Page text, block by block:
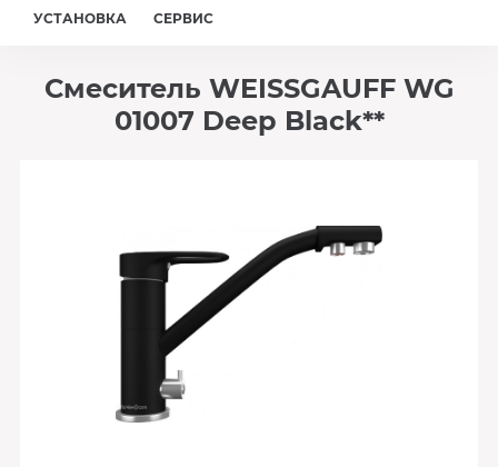
УСТАНОВКА СЕРВИС
Смеситель WEISSGAUFF WG
01007 Deep Black**